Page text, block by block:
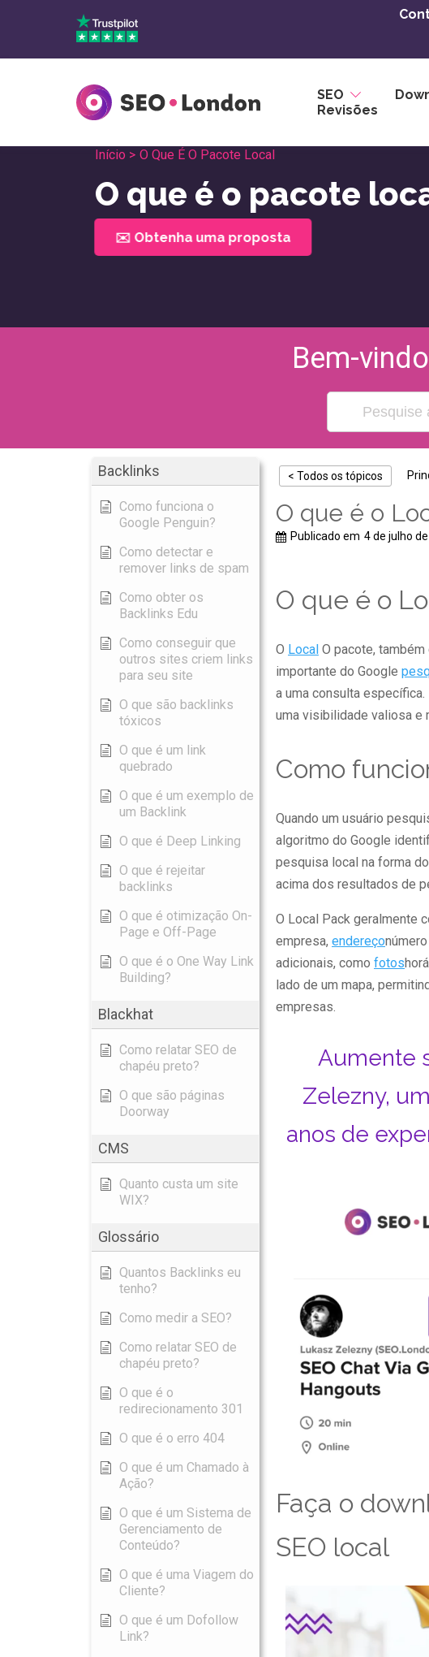
o
SEO
Revisões
Início > O Que É O Pacote Local
O que é o pacote
✉️ Obtenha uma proposta
Bem-
Backlinks
Como funciona o
Google Penguin?
Como detectar e
remover links de spam
Como obter os
Backlinks Edu
Como conseguir que
outros sites criem links
para seu site
O que são backlinks
tóxicos
O que é um link
quebrado
O que é um exemplo de
um Backlink
O que é Deep Linking
O que é rejeitar
backlinks
O que é otimização On-
Page e Off-Page
O que é o One Way Link
Building?
Blackhat
Como relatar SEO de
chapéu preto?
O que são páginas
Doorway
CMS
Quanto custa um site
WIX?
Glossário
Quantos Backlinks eu
tenho?
Como medir a SEO?
Como relatar SEO de
chapéu preto?
O que é o
redirecionamento 301
O que é o erro 404
O que é um Chamado à
Ação?
O que é um Sistema de
Gerenciamento de
Conteúdo?
O que é uma Viagem do
Cliente?
O que é um Dofollow
Link?
< Todos os tópicos
O que é o
Publicado em 4 de julho
O que é o
O Local O pacote,
importante do Google
a uma consulta
uma visibilidade valiosa e
Como
Quando um usuário
algoritmo do Google
pesquisa local na forma
acima dos resultados de
O Local Pack geralmente
empresa, endereço
adicionais, como fotos
lado de um mapa,
empresas.
Aumente
Zelezny,
anos de
Faça o
SEO local